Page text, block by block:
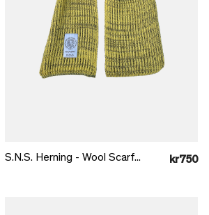
S.N.S. Herning - Wool Scarf... kr750